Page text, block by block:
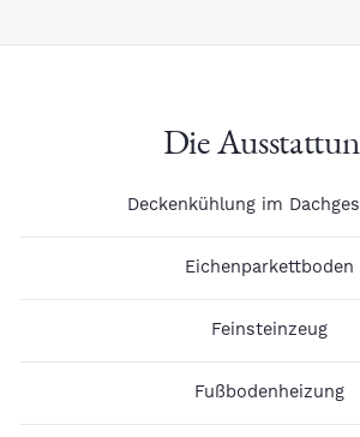
Die
Deckenkühlung im
Eichenparkettboden
Feinsteinzeug
Fußbodenheizung